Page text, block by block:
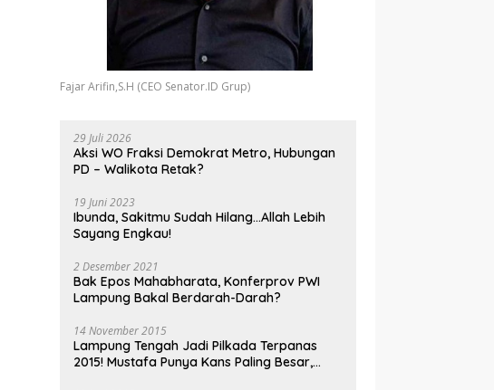
Fajar Arifin,S.H (CEO Senator.ID Grup)
29 Juli 2026
Aksi WO Fraksi Demokrat Metro, Hubungan
PD – Walikota Retak?
19 Juni 2023
Ibunda, Sakitmu Sudah Hilang…Allah Lebih
Sayang Engkau!
2 Desember 2021
Bak Epos Mahabharata, Konferprov PWI
Lampung Bakal Berdarah-Darah?
14 November 2015
Lampung Tengah Jadi Pilkada Terpanas
2015! Mustafa Punya Kans Paling Besar,